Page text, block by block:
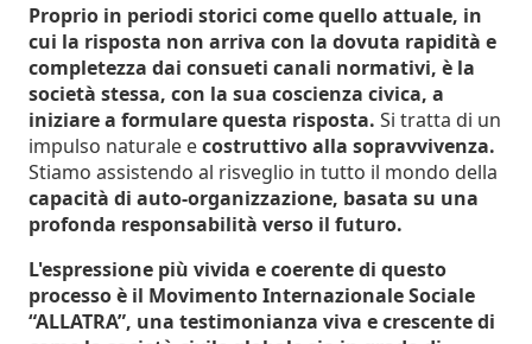
Proprio in periodi storici come quello attuale, in
cui la risposta non arriva con la dovuta rapidità e
completezza dai consueti canali normativi, è la
società stessa, con la sua coscienza civica, a
iniziare a formulare questa risposta. Si tratta di un
impulso naturale ecostruttivo alla sopravvivenza.
Stiamo assistendo al risveglio in tutto il mondo della
capacità di auto-organizzazione, basata su una
profonda responsabilità verso il futuro.
L'espressione più vivida e coerente di questo
processo è il Movimento Internazionale Sociale
“ALLATRA”, una testimonianza viva e crescente di